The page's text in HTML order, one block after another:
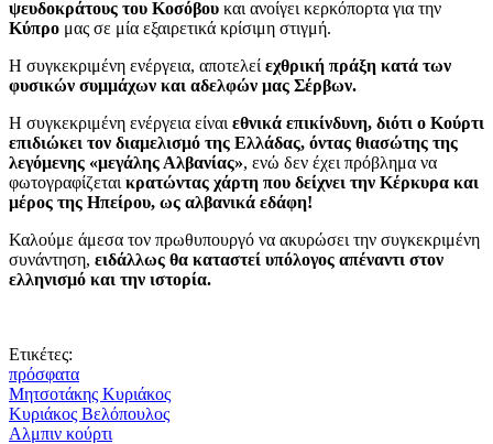
ψευδοκράτους του Κοσόβου και ανοίγει κερκόπορτα για την
Κύπρο μας σε μία εξαιρετικά κρίσιμη στιγμή.
Η συγκεκριμένη ενέργεια, αποτελεί εχθρική πράξη κατά των
φυσικών συμμάχων και αδελφών μας Σέρβων.
Η συγκεκριμένη ενέργεια είναι εθνικά επικίνδυνη, διότι ο Κούρτι
επιδιώκει τον διαμελισμό της Ελλάδας, όντας θιασώτης της
λεγόμενης «μεγάλης Αλβανίας», ενώ δεν έχει πρόβλημα να
φωτογραφίζεται κρατώντας χάρτη που δείχνει την Κέρκυρα και
μέρος της Ηπείρου, ως αλβανικά εδάφη!
Καλούμε άμεσα τον πρωθυπουργό να ακυρώσει την συγκεκριμένη
συνάντηση, ειδάλλως θα καταστεί υπόλογος απέναντι στον
ελληνισμό και την ιστορία.
Ετικέτες:
πρόσφατα
Μητσοτάκης Κυριάκος
Κυριάκος Βελόπουλος
Αλμπιν κούρτι